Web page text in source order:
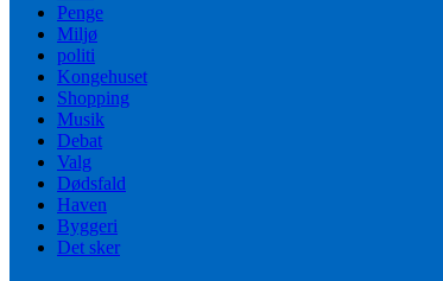
Penge
Miljø
politi
Kongehuset
Shopping
Musik
Debat
Valg
Dødsfald
Haven
Byggeri
Det sker